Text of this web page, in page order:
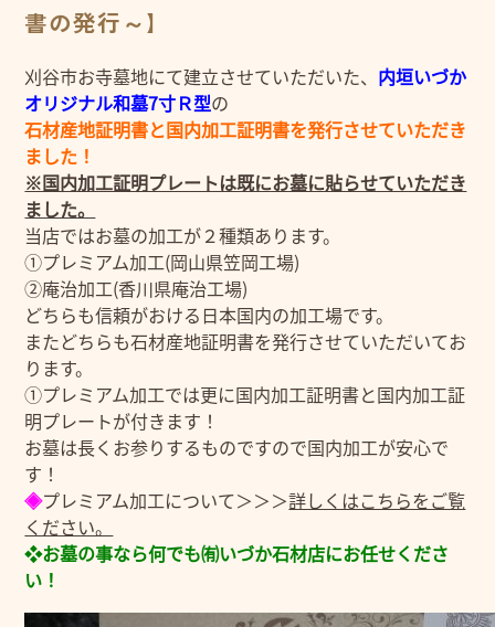
書の発行～】
刈谷市お寺墓地にて建立させていただいた、 内垣いづか
オリジナル和墓7寸Ｒ型の
石材産地証明書と国内加工証明書を発行させていただき
ました！
※国内加工証明プレートは既にお墓に貼らせていただき
ました。
当店ではお墓の加工が２種類あります。
①プレミアム加工(岡山県笠岡工場)
②庵治加工(香川県庵治工場)
どちらも信頼がおける日本国内の加工場です。
またどちらも石材産地証明書を発行させていただいてお
ります。
①プレミアム加工では更に国内加工証明書と国内加工証
明プレートが付きます！
お墓は長くお参りするものですので国内加工が安心で
す！
◈プレミアム加工について＞＞＞詳しくはこちらをご覧
ください。
❖お墓の事なら何でも㈲いづか石材店にお任せくださ
い！